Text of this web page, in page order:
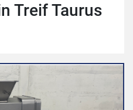
Treif Taurus